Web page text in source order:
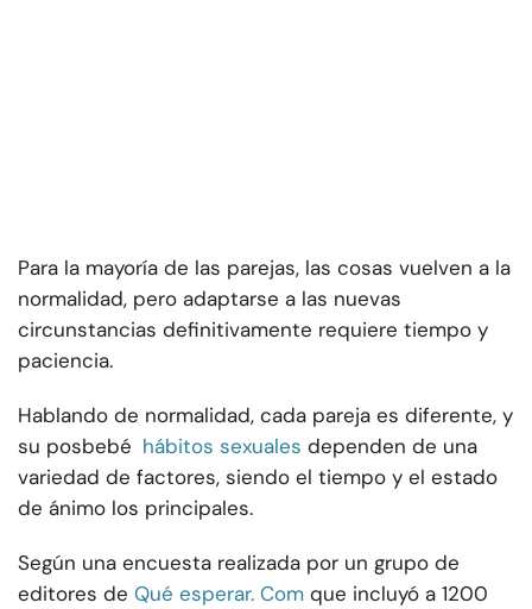
Para la mayoría de las parejas, las cosas vuelven a la
normalidad, pero adaptarse a las nuevas
circunstancias definitivamente requiere tiempo y
paciencia.
Hablando de normalidad, cada pareja es diferente, y
su posbebé hábitos sexuales dependen de una
variedad de factores, siendo el tiempo y el estado
de ánimo los principales.
Según una encuesta realizada por un grupo de
editores de Qué esperar. Com que incluyó a 1200